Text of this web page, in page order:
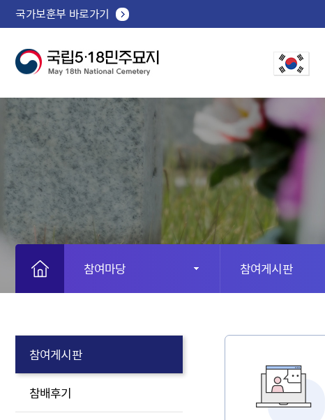
국가보훈부 바로가기
참여마당 참여게시판
참여게시판
참배후기